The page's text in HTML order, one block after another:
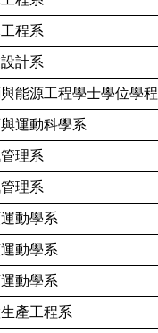
程系
計系
能源工程學士學位學程
運動科學系
理系
理系
動學系
動學系
動學系
產工程系